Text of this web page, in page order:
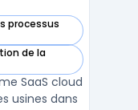
processus
de la
SaaS cloud
usines dans